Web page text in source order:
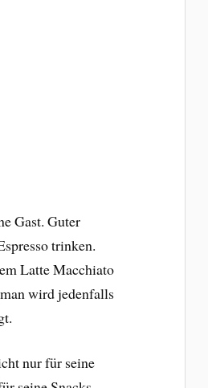
Gast. Guter
trinken.
Latte Macchiato
wird jedenfalls
nur für seine